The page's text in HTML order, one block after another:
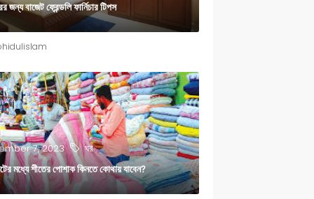
জন্য বাজেট ফ্রেন্ডলি ফার্নিচার টিপস
7, 2023 ঘর
মধ্যে শীতের পোশাক কিনতে কোথায় যাবেন?